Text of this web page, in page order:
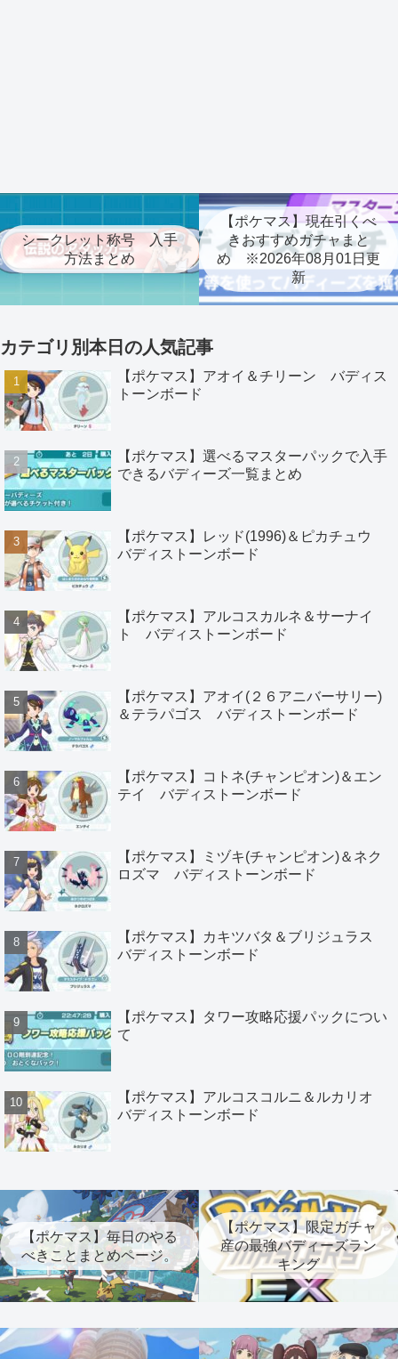
シークレット称号 入手
方法まとめ
【ポケマス】現在引くべ
きおすすめガチャまと
め ※2026年08月01日更
新
カテゴリ別本日の人気記事
【ポケマス】アオイ＆チリーン バディス
トーンボード
【ポケマス】選べるマスターパックで入手
できるバディーズ一覧まとめ
【ポケマス】レッド(1996)＆ピカチュウ
バディストーンボード
【ポケマス】アルコスカルネ＆サーナイ
ト バディストーンボード
【ポケマス】アオイ(２６アニバーサリー)
＆テラパゴス バディストーンボード
【ポケマス】コトネ(チャンピオン)＆エン
テイ バディストーンボード
【ポケマス】ミヅキ(チャンピオン)＆ネク
ロズマ バディストーンボード
【ポケマス】カキツバタ＆ブリジュラス
バディストーンボード
【ポケマス】タワー攻略応援パックについ
て
【ポケマス】アルコスコルニ＆ルカリオ
バディストーンボード
【ポケマス】毎日のやる
べきことまとめページ。
【ポケマス】限定ガチャ
産の最強バディーズラン
キング